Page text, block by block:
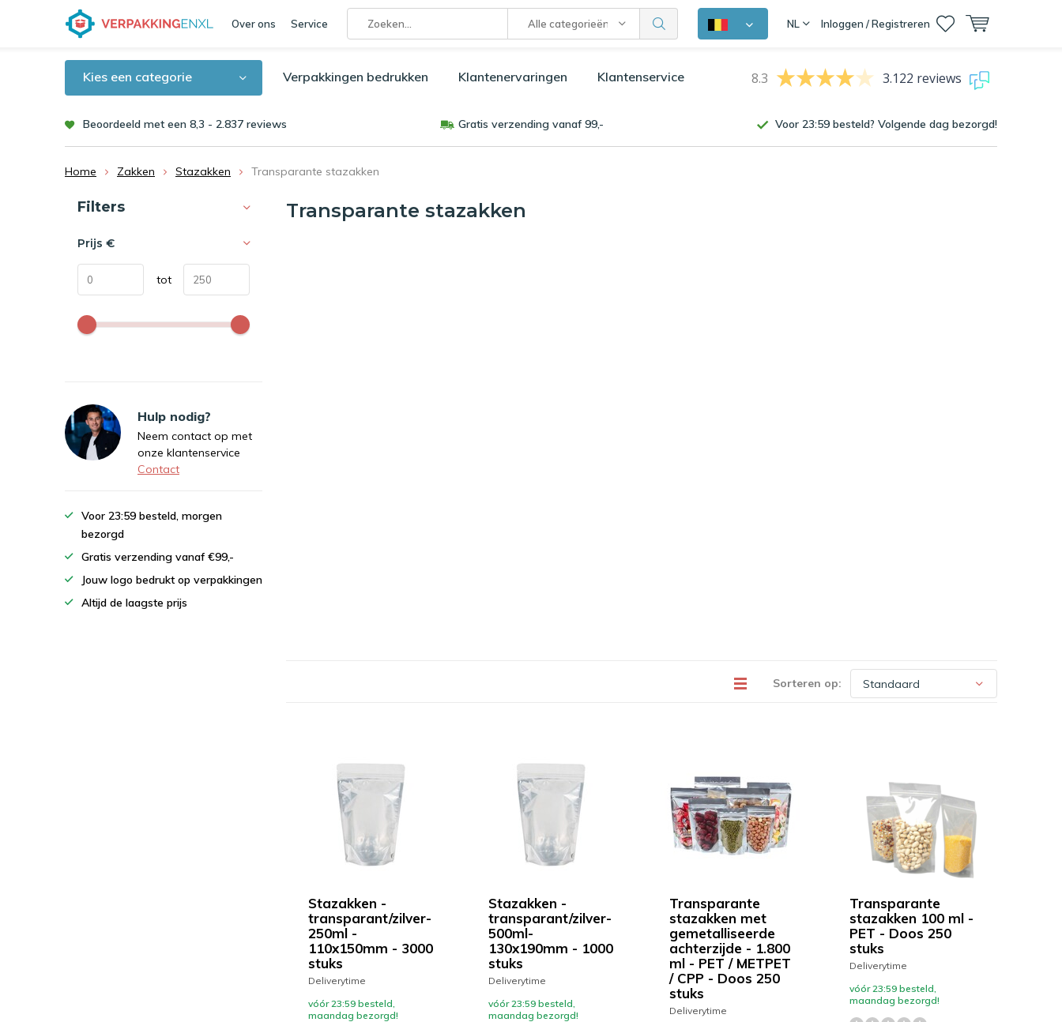
Over ons Service Alle categorieën NL Inloggen / Registreren
Kies een categorie Verpakkingen bedrukken Klantenervaringen Klantenservice 8.3 3.122 reviews
Beoordeeld met een 8,3 - 2.837 reviews Gratis verzending vanaf 99,- Voor 23:59 besteld? Volgende dag bezorgd!
Home Zakken Stazakken Transparante stazakken
Transparante stazakken
Sorteren op:
Stazakken -
transparant/zilver-
250ml -
110x150mm - 3000
stuks
Deliverytime
vóór 23:59 besteld,
maandag bezorgd!
Stazakken -
transparant/zilver-
500ml-
130x190mm - 1000
stuks
Deliverytime
vóór 23:59 besteld,
maandag bezorgd!
Transparante
stazakken met
gemetalliseerde
achterzijde - 1.800
ml - PET / METPET
/ CPP - Doos 250
stuks
Deliverytime
Transparante
stazakken 100 ml -
PET - Doos 250
stuks
Deliverytime
vóór 23:59 besteld,
maandag bezorgd!
Sorteren op:
Filters
Prijs €
tot
Hulp nodig?
Neem contact op met
onze klantenservice
Contact
Voor 23:59 besteld, morgen
bezorgd
Gratis verzending vanaf €99,-
Jouw logo bedrukt op verpakkingen
Altijd de laagste prijs